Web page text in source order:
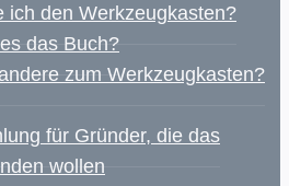
ich den Werkzeugkasten?
das Buch?
zum Werkzeugkasten?
für Gründer, die das
wollen